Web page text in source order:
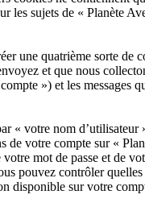
sujets de « Planète
une quatrième sorte
et que nous
») et les
votre nom
votre compte sur «
mot de passe et de
pouvez contrôler
disponible sur votre